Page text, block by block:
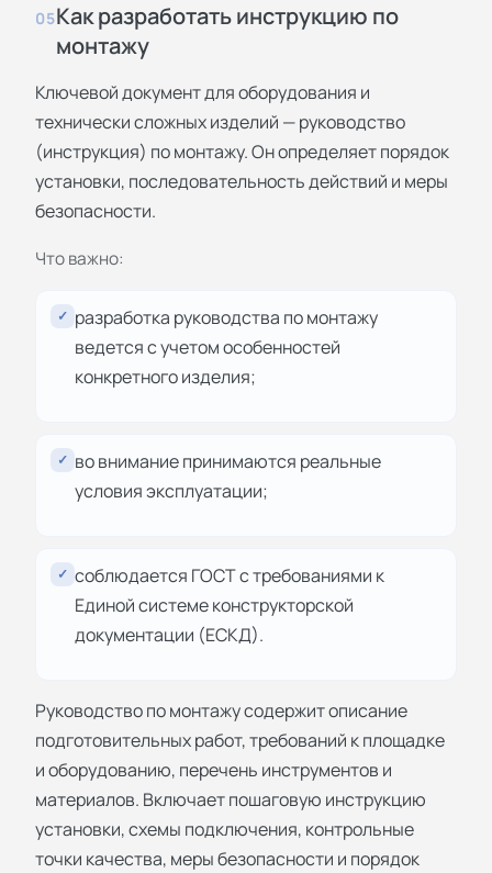
05Как разработать инструкцию по
монтажу
Ключевой документ для оборудования и
технически сложных изделий — руководство
(инструкция) по монтажу. Он определяет порядок
установки, последовательность действий и меры
безопасности.
Что важно:
✓ разработка руководства по монтажу
ведется с учетом особенностей
конкретного изделия;
✓ во внимание принимаются реальные
условия эксплуатации;
✓ соблюдается ГОСТ с требованиями к
Единой системе конструкторской
документации (ЕСКД).
Руководство по монтажу содержит описание
подготовительных работ, требований к площадке
и оборудованию, перечень инструментов и
материалов. Включает пошаговую инструкцию
установки, схемы подключения, контрольные
точки качества, меры безопасности и порядок